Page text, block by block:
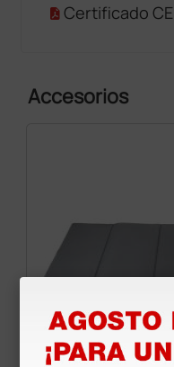
Certificado CE
Accesorios